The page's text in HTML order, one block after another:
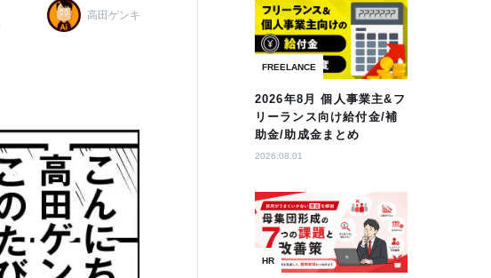
高田ゲンキ
FREELANCE
2026年8月 個人事業主&フ
リーランス向け給付金/補
助金/助成金まとめ
2026.08.01
HR